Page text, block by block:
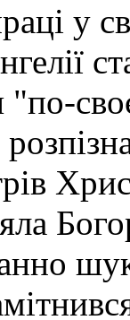
у
"по-